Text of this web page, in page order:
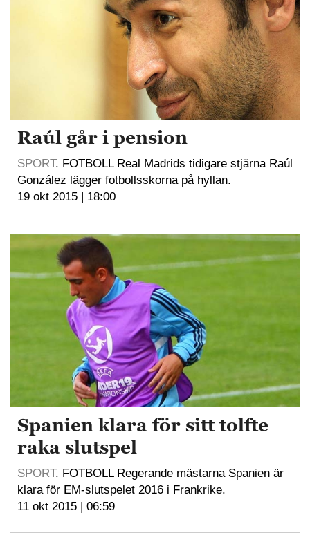
Raúl går i pension
SPORT. FOTBOLL Real Madrids tidigare stjärna Raúl
González lägger fotbollsskorna på hyllan.
19 okt 2015 | 18:00
Spanien klara för sitt tolfte
raka slutspel
SPORT. FOTBOLL Regerande mästarna Spanien är
klara för EM-slutspelet 2016 i Frankrike.
11 okt 2015 | 06:59